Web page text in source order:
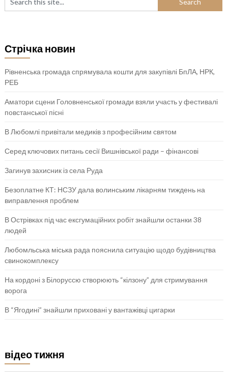
Стрічка новин
Рівненська громада спрямувала кошти для закупівлі БпЛА, НРК,
РЕБ
Аматори сцени Головненської громади взяли участь у фестивалі
повстанської пісні
В Любомлі привітали медиків з професійним святом
Серед ключових питань сесії Вишнівської ради – фінансові
Загинув захисник із села Руда
Безоплатне КТ: НСЗУ дала волинським лікарням тиждень на
виправлення проблем
В Острівках під час ексгумаційних робіт знайшли останки 38
людей
Любомльська міська рада пояснила ситуацію щодо будівництва
свинокомплексу
На кордоні з Білоруссю створюють “кілзону” для стримування
ворога
В “Ягодині” знайшли приховані у вантажівці цигарки
відео тижня